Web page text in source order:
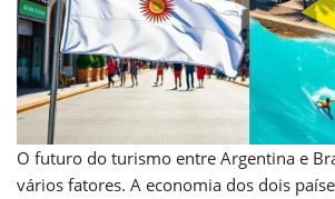
O futuro do turismo entre Argentina e
vários fatores. A economia dos dois